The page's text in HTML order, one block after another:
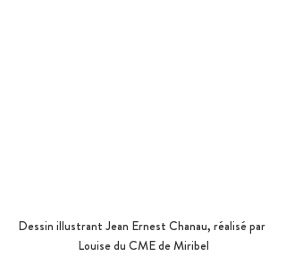
Dessin illustrant Jean Ernest Chanau, réalisé par
Louise du CME de Miribel